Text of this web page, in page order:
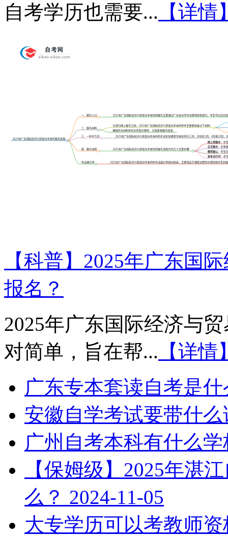
自考学历也需要... 【详情
【科普】2025年广东国
报名？
2025年广东国际经济与
对简单，旨在帮... 【详情
广东专本套读自考是
安徽自学考试要带什
广州自考本科有什么
【保姆级】2025年湛
么？ 2024-11-05
大专学历可以考教师